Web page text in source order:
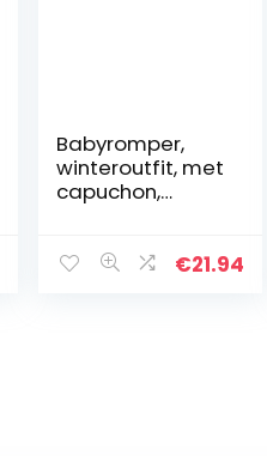
Babyromper,
winteroutfit, met
capuchon,
meisjes, overall,
€21.94